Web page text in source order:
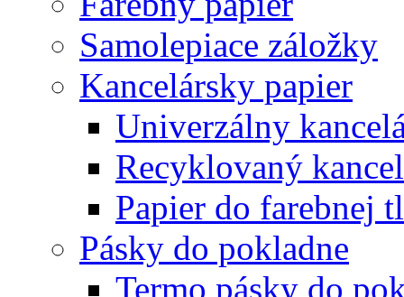
Samolepiace záložky
Kancelársky papier
Univerzálny
Recyklovaný
Papier do farebnej
Pásky do pokladne
Termo pásky do